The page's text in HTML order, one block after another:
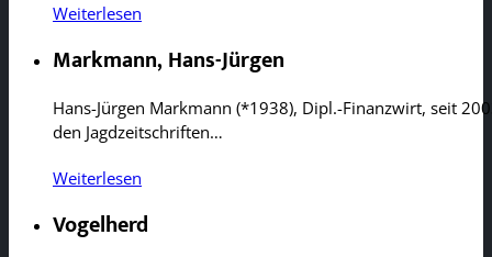
Weiterlesen
Markmann, Hans-Jürgen
Hans-Jürgen Markmann (*1938), Dipl.-Finanzwirt, seit
den Jagdzeitschriften…
Weiterlesen
Vogelherd